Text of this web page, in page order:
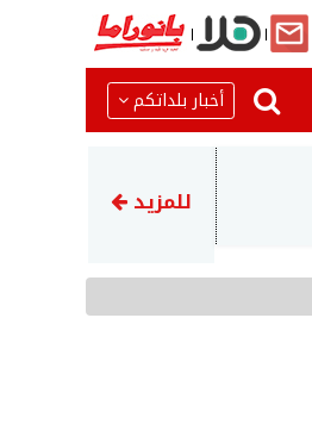
أخبار بلداتكم
عراقجي يشيد بالجيش
للمزيد